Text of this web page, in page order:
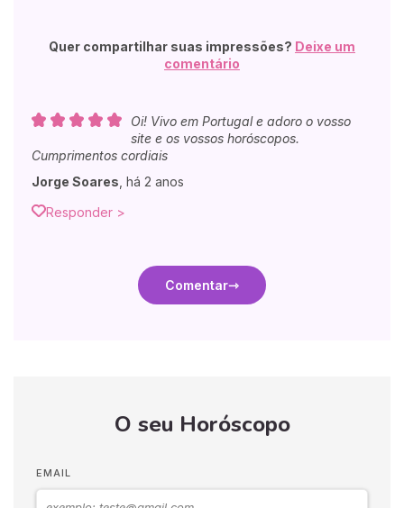
Quer compartilhar suas impressões? Deixe um
comentário
Oi! Vivo em Portugal e adoro o vosso
site e os vossos horóscopos.
Cumprimentos cordiais
Jorge Soares há 2 anos
Responder >
Comentar
O seu Horóscopo
EMAIL